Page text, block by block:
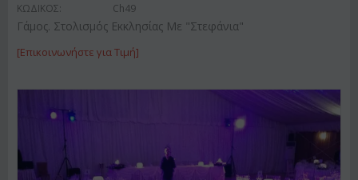
ΚΩΔΙΚΟΣ: Ch49
Γάμος. Στολισμός Εκκλησίας Με "Στεφάνια"
[Επικοινωνήστε για Τιμή]